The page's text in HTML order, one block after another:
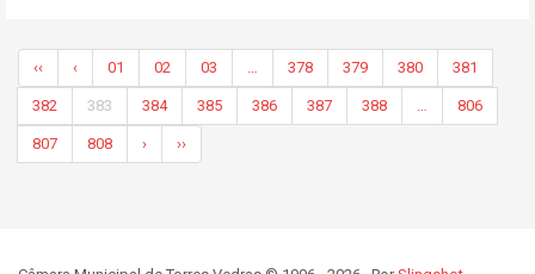
‹‹ ‹ 01 02 03 … 378 379 380 381
382 383 384 385 386 387 388 … 806
807 808 › ››